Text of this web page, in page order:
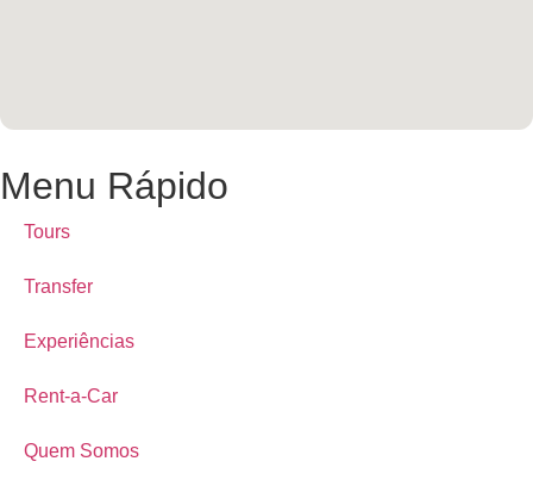
Menu Rápido
Tours
Transfer
Experiências
Rent-a-Car
Quem Somos